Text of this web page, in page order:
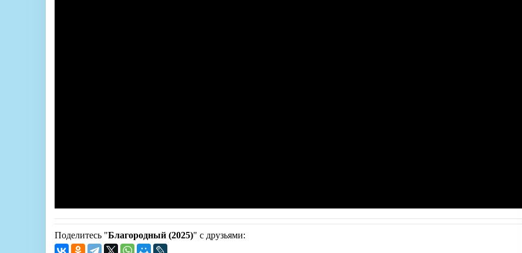
Поделитесь "Благородный (2025)" с друзьями: